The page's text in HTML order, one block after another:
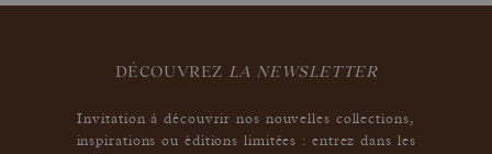
DÉCOUVREZ LA NEWSLETTER
Invitation à découvrir nos nouvelles collections,
inspirations ou éditions limitées : entrez dans les